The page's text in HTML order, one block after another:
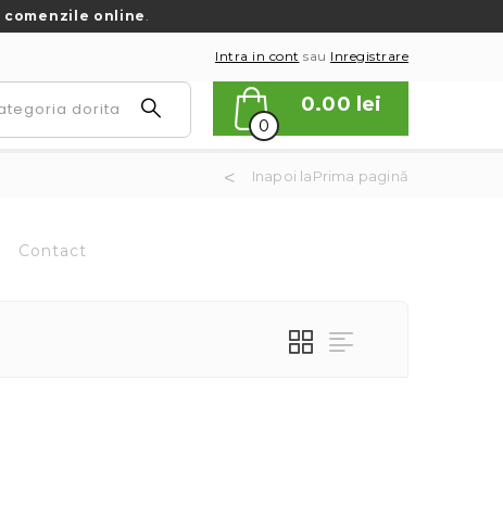
comenzile online.
Intra in cont sau Inregistrare
0
0.00 lei
Inapoi laPrima pagină
Contact